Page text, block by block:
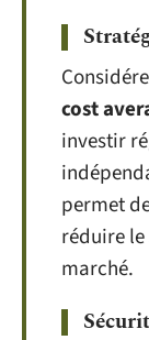
cost
investir
permet
réduire
marché.